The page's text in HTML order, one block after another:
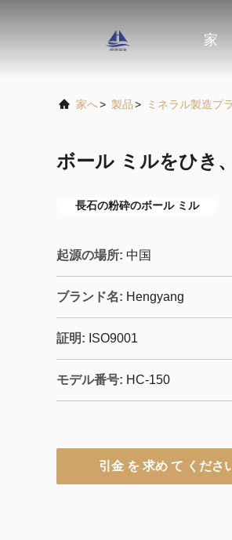
家
家へ> 製品> ミネラル製造プ
ボール ミルをひき
長石の粉砕のボール ミル
起源の場所: 中国
ブランド名: Hengyang
証明: ISO9001
モデル番号: HC-150
引金 を 求め て くださ